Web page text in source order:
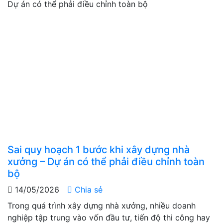
Sai quy hoạch 1 bước khi xây dựng nhà
xưởng – Dự án có thể phải điều chỉnh toàn
bộ
14/05/2026
Chia sẻ
Trong quá trình xây dựng nhà xưởng, nhiều doanh
nghiệp tập trung vào vốn đầu tư, tiến độ thi công hay